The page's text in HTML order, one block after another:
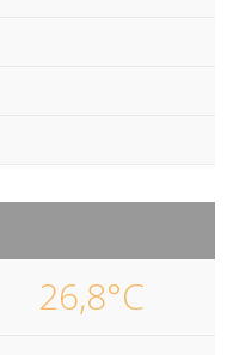
26,8°C